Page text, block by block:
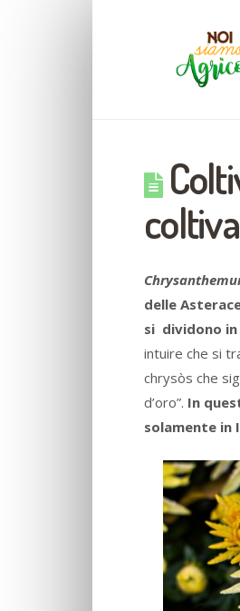
delle
si dividono in
intuire che si
chrysòs che
d’oro”. In
solamente in